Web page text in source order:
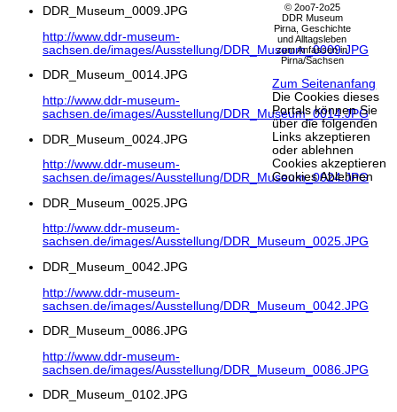
DDR_Museum_0009.JPG
http://www.ddr-museum-
sachsen.de/images/Ausstellung/DDR_Museum_0009.JPG
DDR_Museum_0014.JPG
http://www.ddr-museum-
sachsen.de/images/Ausstellung/DDR_Museum_0014.JPG
DDR_Museum_0024.JPG
http://www.ddr-museum-
sachsen.de/images/Ausstellung/DDR_Museum_0024.JPG
DDR_Museum_0025.JPG
http://www.ddr-museum-
sachsen.de/images/Ausstellung/DDR_Museum_0025.JPG
DDR_Museum_0042.JPG
http://www.ddr-museum-
sachsen.de/images/Ausstellung/DDR_Museum_0042.JPG
DDR_Museum_0086.JPG
http://www.ddr-museum-
sachsen.de/images/Ausstellung/DDR_Museum_0086.JPG
DDR_Museum_0102.JPG
© 2oo7-2o25
DDR Museum
Pirna, Geschichte
und Alltagsleben
zum Anfassen in
Pirna/Sachsen
Zum Seitenanfang
Die Cookies dieses
Portals können Sie
über die folgenden
Links akzeptieren
oder ablehnen
Cookies akzeptieren
Cookies Ablehnen